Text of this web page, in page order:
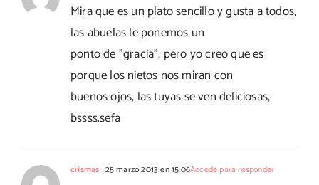
Mira que es un plato sencillo y gusta a todos,
las abuelas le ponemos un
ponto de "gracia", pero yo creo que es
porque los nietos nos miran con
buenos ojos, las tuyas se ven deliciosas,
bssss.sefa
crismas 25 marzo 2013 en 15:06Accede para responder